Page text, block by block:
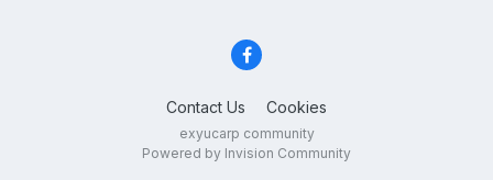
Contact Us Cookies
exyucarp community
Powered by Invision Community